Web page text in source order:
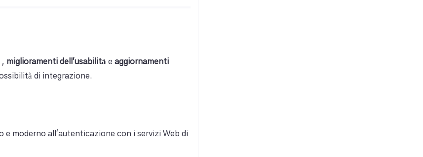
, miglioramenti dell'usabilità e aggiornamenti
di integrazione.
e moderno all'autenticazione con i servizi Web di